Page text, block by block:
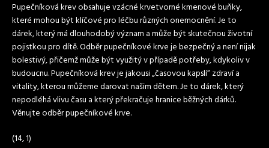
Pupečníková krev obsahuje vzácné krvetvorné kmenové buňky,
které mohou být klíčové pro léčbu různých onemocnění. Je to
dárek, který má dlouhodobý význam a může být skutečnou životní
pojistkou pro dítě. Odběr pupečníkové krve je bezpečný a není nijak
bolestivý, přičemž může být využitý v případě potřeby, kdykoliv v
budoucnu. Pupečníková krev je jakousi „časovou kapslí“ zdraví a
vitality, kterou můžeme darovat našim dětem. Je to dárek, který
nepodléhá vlivu času a který překračuje hranice běžných dárků.
Věnujte odběr pupečníkové krve.
(14, 1)